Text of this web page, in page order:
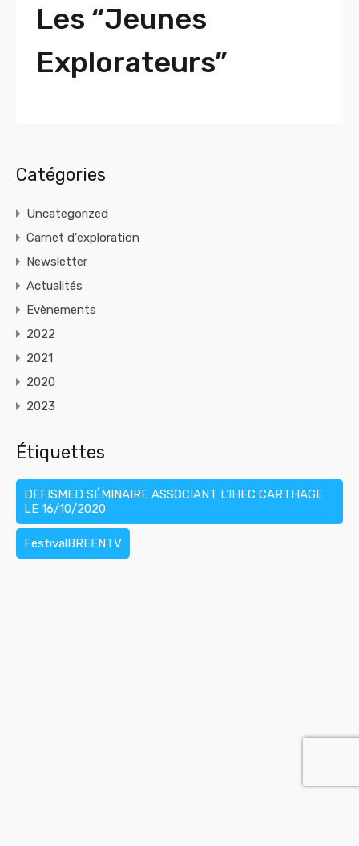
Les “Jeunes
Explorateurs”
Catégories
Uncategorized
Carnet d'exploration
Newsletter
Actualités
Evènements
2022
2021
2020
2023
Étiquettes
DEFISMED SÉMINAIRE ASSOCIANT L’IHEC CARTHAGE
LE 16/10/2020
FestivalBREENTV